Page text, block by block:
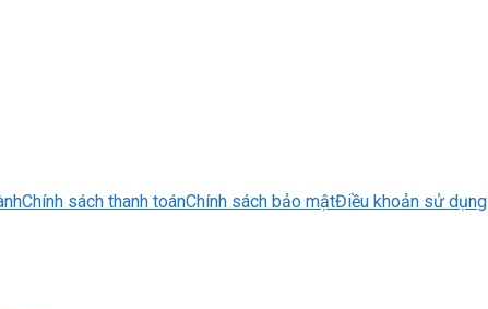
Chính sách thanh toánChính sách bảo mậtĐiều khoản sử dụng